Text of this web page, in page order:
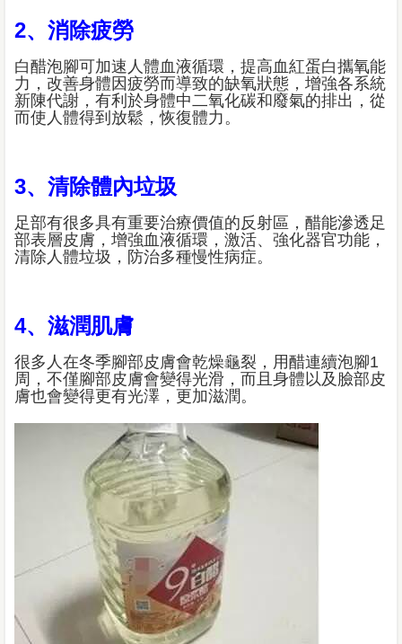
2、消除疲勞
白醋泡腳可加速人體血液循環，提高血紅蛋白攜氧能
力，改善身體因疲勞而導致的缺氧狀態，增強各系統
新陳代謝，有利於身體中二氧化碳和廢氣的排出，從
而使人體得到放鬆，恢復體力。
3、清除體內垃圾
足部有很多具有重要治療價值的反射區，醋能滲透足
部表層皮膚，增強血液循環，激活、強化器官功能，
清除人體垃圾，防治多種慢性病症。
4、滋潤肌膚
很多人在冬季腳部皮膚會乾燥龜裂，用醋連續泡腳1
周，不僅腳部皮膚會變得光滑，而且身體以及臉部皮
膚也會變得更有光澤，更加滋潤。